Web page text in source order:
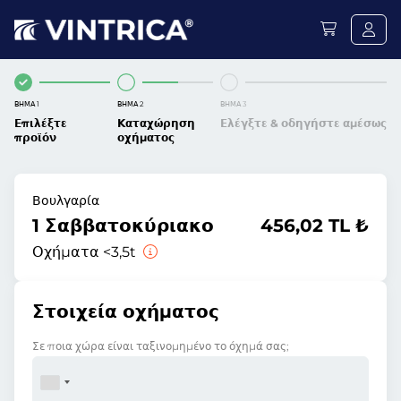
ΒΉΜΑ 1
Επιλέξτε
προϊόν
ΒΉΜΑ 2
Καταχώρηση
οχήματος
ΒΉΜΑ 3
Ελέγξτε & οδηγήστε αμέσως
Βουλγαρία
1 Σαββατοκύριακο
Οχήματα <3,5t
456,02 TL ₺
Στοιχεία οχήματος
Σε ποια χώρα είναι ταξινομημένο το όχημά σας;